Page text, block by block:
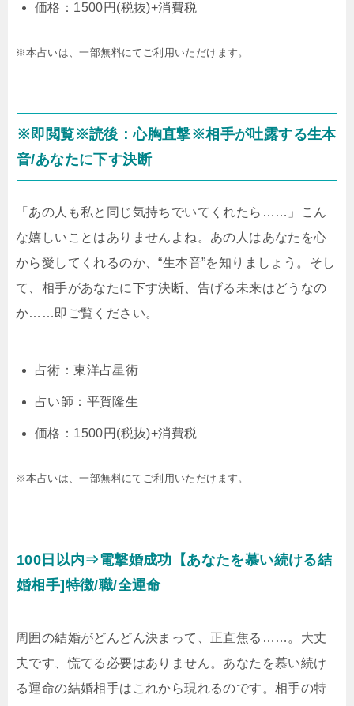
価格：1500円(税抜)+消費税
※本占いは、一部無料にてご利用いただけます。
※即閲覧※読後：心胸直撃※相手が吐露する生本
音/あなたに下す決断
「あの人も私と同じ気持ちでいてくれたら……」こん
な嬉しいことはありませんよね。あの人はあなたを心
から愛してくれるのか、“生本音”を知りましょう。そし
て、相手があなたに下す決断、告げる未来はどうなの
か……即ご覧ください。
占術：東洋占星術
占い師：平賀隆生
価格：1500円(税抜)+消費税
※本占いは、一部無料にてご利用いただけます。
100日以内⇒電撃婚成功【あなたを慕い続ける結
婚相手]特徴/職/全運命
周囲の結婚がどんどん決まって、正直焦る……。大丈
夫です、慌てる必要はありません。あなたを慕い続け
る運命の結婚相手はこれから現れるのです。相手の特